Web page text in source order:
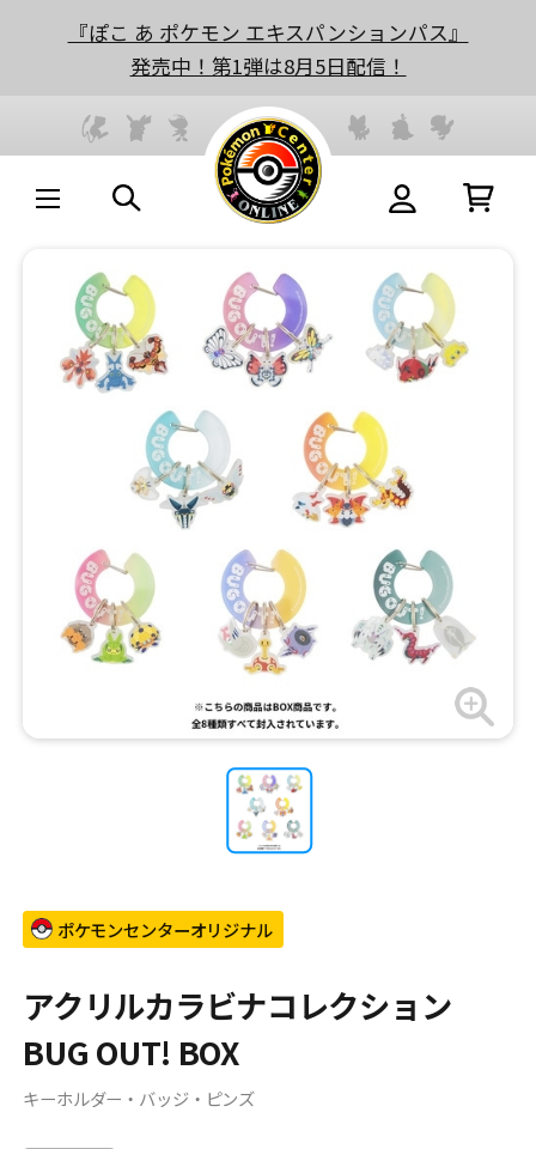
『ぽこ あ ポケモン エキスパンションパス』
発売中！第1弾は8月5日配信！
ポケモンセンターオリジナル
アクリルカラビナコレクション
BUG OUT! BOX
キーホルダー・バッジ・ピンズ